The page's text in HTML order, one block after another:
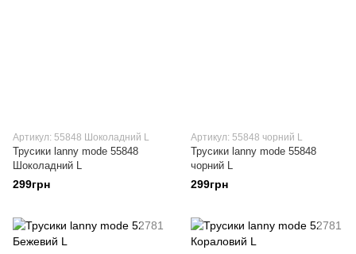
Артикул: 55848 Шоколадний L
Трусики lanny mode 55848
Шоколадний L
299грн
Артикул: 55848 чорний L
Трусики lanny mode 55848
чорний L
299грн